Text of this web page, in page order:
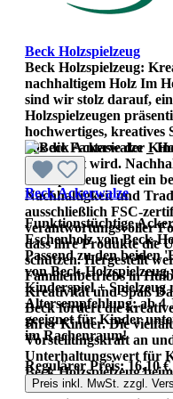
Beck Holzspielzeug
Beck Holzspielzeug:
nachhaltigem Holz Im
sind wir stolz darauf,
Holzspielzeugen
hochwertiges, kreatives
das die Fantasie der
hergestellt wird.
Holzspielzeug liegt ein
Nachhaltigkeit und
ausschließlich FSC-
verantwortungsvoller
dass ihre Produkte die
schützen. Hergestellt
Familienbetriebs in
Kreativität und Spaß
Beck fördert die
Ihrer Kinder. Die
Vorstellungskraft an
Unterhaltungswert für
Beck Holzspielzeug
Wiederverkäufer von
Beck Ackerwalze
Funktionstüchtige
Eschenholz von Beck-
Passend zu den
von Beck-Holzspielzeug
Kinderspiel + Spielzeug
Altersempfehlung: ab
geeignet für Kinder
im Rachenraum!
Regulärer Preis:16,10 €
Preis inkl. MwSt. zzgl.